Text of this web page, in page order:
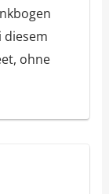
diesem
ohne